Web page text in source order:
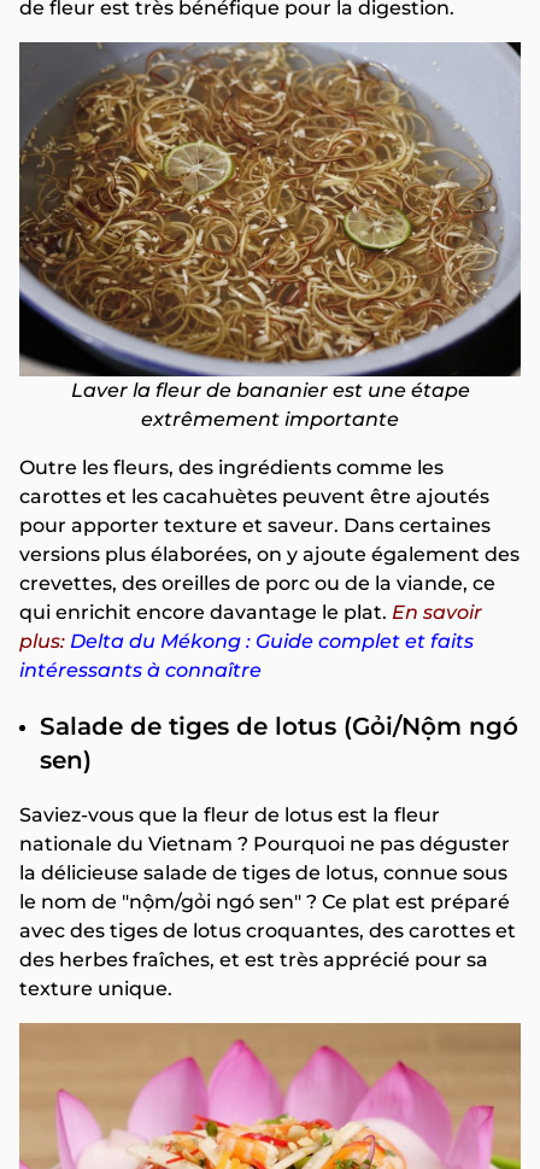
de fleur est très bénéfique pour la digestion.
Laver la fleur de bananier est une étape
extrêmement importante
Outre les fleurs, des ingrédients comme les
carottes et les cacahuètes peuvent être ajoutés
pour apporter texture et saveur. Dans certaines
versions plus élaborées, on y ajoute également des
crevettes, des oreilles de porc ou de la viande, ce
qui enrichit encore davantage le plat. En savoir
plus: Delta du Mékong : Guide complet et faits
intéressants à connaître
Salade de tiges de lotus (Gỏi/Nộm ngó
sen)
Saviez-vous que la fleur de lotus est la fleur
nationale du Vietnam ? Pourquoi ne pas déguster
la délicieuse salade de tiges de lotus, connue sous
le nom de "nộm/gỏi ngó sen" ? Ce plat est préparé
avec des tiges de lotus croquantes, des carottes et
des herbes fraîches, et est très apprécié pour sa
texture unique.